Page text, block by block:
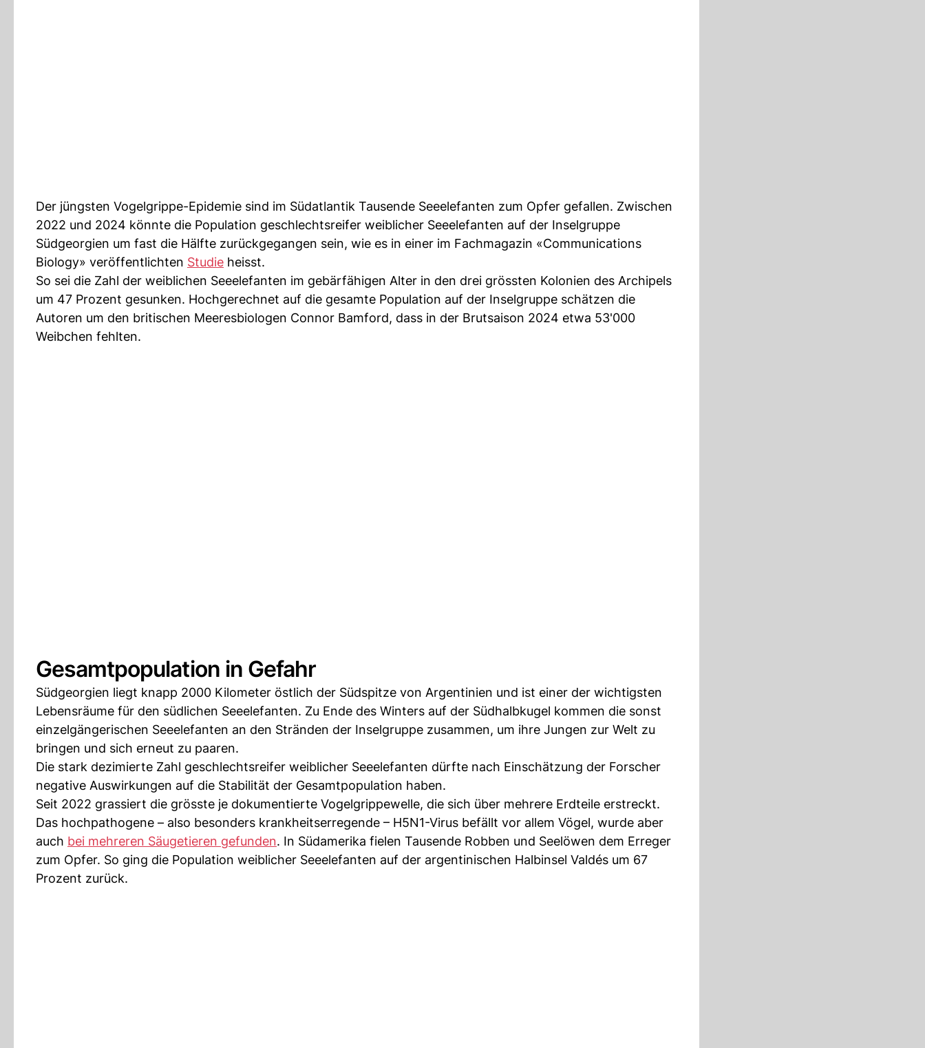
Der jüngsten Vogelgrippe-Epidemie sind im Südatlantik Tausende Seeelefanten zum Opfer gefallen. Zwischen
2022 und 2024 könnte die Population geschlechtsreifer weiblicher Seeelefanten auf der Inselgruppe
Südgeorgien um fast die Hälfte zurückgegangen sein, wie es in einer im Fachmagazin «Communications
Biology» veröffentlichten Studie heisst.
So sei die Zahl der weiblichen Seeelefanten im gebärfähigen Alter in den drei grössten Kolonien des Archipels
um 47 Prozent gesunken. Hochgerechnet auf die gesamte Population auf der Inselgruppe schätzen die
Autoren um den britischen Meeresbiologen Connor Bamford, dass in der Brutsaison 2024 etwa 53'000
Weibchen fehlten.
Gesamtpopulation in Gefahr
Südgeorgien liegt knapp 2000 Kilometer östlich der Südspitze von Argentinien und ist einer der wichtigsten
Lebensräume für den südlichen Seeelefanten. Zu Ende des Winters auf der Südhalbkugel kommen die sonst
einzelgängerischen Seeelefanten an den Stränden der Inselgruppe zusammen, um ihre Jungen zur Welt zu
bringen und sich erneut zu paaren.
Die stark dezimierte Zahl geschlechtsreifer weiblicher Seeelefanten dürfte nach Einschätzung der Forscher
negative Auswirkungen auf die Stabilität der Gesamtpopulation haben.
Seit 2022 grassiert die grösste je dokumentierte Vogelgrippewelle, die sich über mehrere Erdteile erstreckt.
Das hochpathogene – also besonders krankheitserregende – H5N1-Virus befällt vor allem Vögel, wurde aber
auch bei mehreren Säugetieren gefunden. In Südamerika fielen Tausende Robben und Seelöwen dem Erreger
zum Opfer. So ging die Population weiblicher Seeelefanten auf der argentinischen Halbinsel Valdés um 67
Prozent zurück.